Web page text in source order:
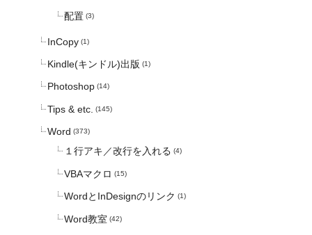
配置 (3)
InCopy (1)
Kindle(キンドル)出版 (1)
Photoshop (14)
Tips & etc. (145)
Word (373)
１行アキ／改行を入れる (4)
VBAマクロ (15)
WordとInDesignのリンク (1)
Word教室 (42)